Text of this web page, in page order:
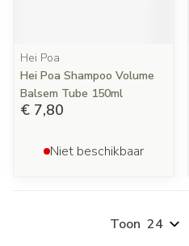
Hei Poa
Hei Poa Shampoo Volume
Balsem Tube 150ml
€ 7,80
Niet beschikbaar
Toon